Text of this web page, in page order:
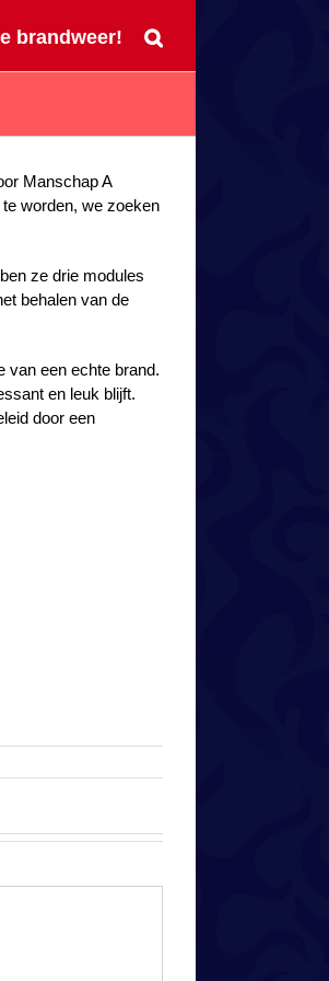
brandweer!
Manschap A
worden, we zoeken
ze drie modules
behalen van de
van een echte brand.
en leuk blijft.
door een